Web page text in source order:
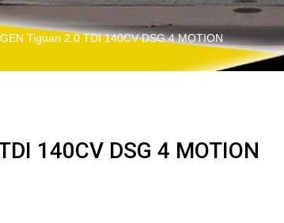
Tiguan 2.0 TDI 140CV DSG 4 MOTION
140CV DSG 4 MOTION